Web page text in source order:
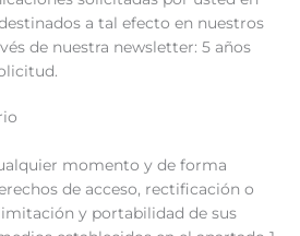
a tal efecto en nuestros
de nuestra newsletter: 5 años
momento y de forma
de acceso, rectificación o
y portabilidad de sus